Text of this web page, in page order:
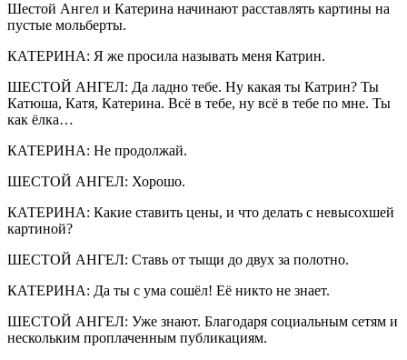
Шестой Ангел и Катерина начинают расставлять картины на
пустые мольберты.
КАТЕРИНА: Я же просила называть меня Катрин.
ШЕСТОЙ АНГЕЛ: Да ладно тебе. Ну какая ты Катрин? Ты
Катюша, Катя, Катерина. Всё в тебе, ну всё в тебе по мне. Ты
как ёлка…
КАТЕРИНА: Не продолжай.
ШЕСТОЙ АНГЕЛ: Хорошо.
КАТЕРИНА: Какие ставить цены, и что делать с невысохшей
картиной?
ШЕСТОЙ АНГЕЛ: Ставь от тыщи до двух за полотно.
КАТЕРИНА: Да ты с ума сошёл! Её никто не знает.
ШЕСТОЙ АНГЕЛ: Уже знают. Благодаря социальным сетям и
нескольким проплаченным публикациям.